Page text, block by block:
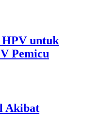
HPV untuk
Pemicu
Akibat